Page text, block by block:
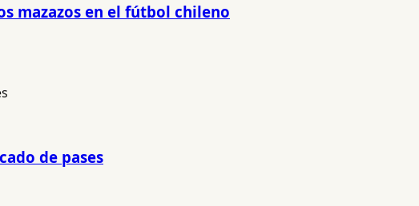
mazazos en el fútbol chileno
de pases